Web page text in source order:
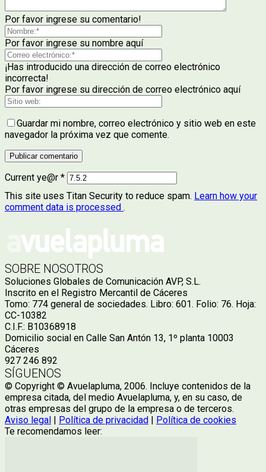
Por favor ingrese su comentario!
Por favor ingrese su nombre aquí
¡Has introducido una dirección de correo electrónico
incorrecta!
Por favor ingrese su dirección de correo electrónico aquí
Guardar mi nombre, correo electrónico y sitio web en este
navegador la próxima vez que comente.
Current ye@r *
This site uses Titan Security to reduce spam. Learn how your
comment data is processed .
SOBRE NOSOTROS
Soluciones Globales de Comunicación AVP, S.L.
Inscrito en el Registro Mercantil de Cáceres
Tomo: 774 general de sociedades. Libro: 601. Folio: 76. Hoja:
CC-10382
C.I.F.: B10368918
Domicilio social en Calle San Antón 13, 1º planta 10003
Cáceres
927 246 892
SÍGUENOS
© Copyright © Avuelapluma, 2006. Incluye contenidos de la
empresa citada, del medio Avuelapluma, y, en su caso, de
otras empresas del grupo de la empresa o de terceros.
Aviso legal | Política de privacidad | Política de cookies
Te recomendamos leer: